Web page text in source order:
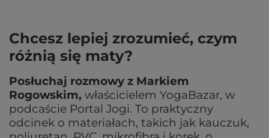
Chcesz lepiej zrozumieć, czym
różnią się maty?
Posłuchaj rozmowy z Markiem
Rogowskim, właścicielem YogaBazar, w
podcaście Portal Jogi. To praktyczny
odcinek o materiałach, takich jak kauczuk,